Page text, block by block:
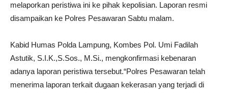
melaporkan peristiwa ini ke pihak kepolisian. Laporan resmi
disampaikan ke Polres Pesawaran Sabtu malam.
Kabid Humas Polda Lampung, Kombes Pol. Umi Fadilah
Astutik, S.I.K.,S.Sos., M.Si., mengkonfirmasi kebenaran
adanya laporan peristiwa tersebut.“Polres Pesawaran telah
menerima laporan terkait dugaan kekerasan yang terjadi di